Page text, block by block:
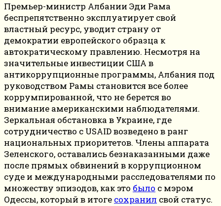
Премьер-министр Албании Эди Рама
беспрепятственно эксплуатирует свой
властный ресурс, уводит страну от
демократии европейского образца к
автократическому правлению. Несмотря на
значительные инвестиции США в
антикоррупционные программы, Албания под
руководством Рамы становится все более
коррумпированной, что не берется во
внимание американскими наблюдателями.
Зеркальная обстановка в Украине, где
сотрудничество с USAID возведено в ранг
национальных приоритетов. Члены аппарата
Зеленского, оставались безнаказанными даже
после прямых обвинений в коррупционном
суде и международными расследователями по
множеству эпизодов, как это было с мэром
Одессы, который в итоге сохранил свой статус.